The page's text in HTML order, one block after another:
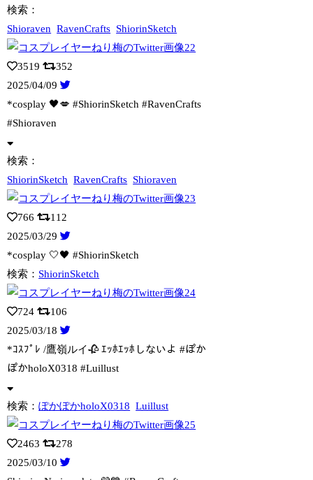
検索：
Shioraven RavenCrafts ShiorinSketch
3519
352
2025/04/09
*cosplay 🖤💋 #ShiorinSketch #RavenCrafts
#Shioraven
検索：
ShiorinSketch RavenCrafts Shioraven
766
112
2025/03/29
*cosplay 🤍🖤 #ShiorinSketch
検索： ShiorinSketch
724
106
2025/03/18
*ｺｽﾌﾟﾚ /鷹嶺ルイ🥀 ｴｯﾎｴｯﾎしないよ #ぽか
ぽかholoX0318 #Luillust
検索：ぽかぽかholoX0318 Luillust
2463
278
2025/03/10